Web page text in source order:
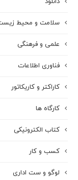
سلامت و محیط
علمی و فرهنگی
فناوری اطلاعات
کاراکتر و کاریکاتور
کارگاه ها
کتاب الکترونیکی
کسب و کار
لوگو و ست اداری